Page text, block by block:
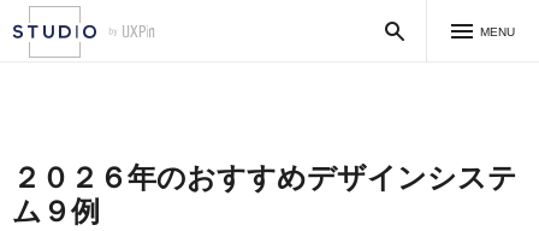
MENU
２０２６年のおすすめデザインシステ
ム９例